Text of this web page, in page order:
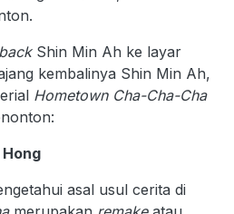
Shin Min Ah ke layar
kembalinya Shin Min Ah,
Hometown Cha-Cha-Cha
Hong
asal usul cerita di